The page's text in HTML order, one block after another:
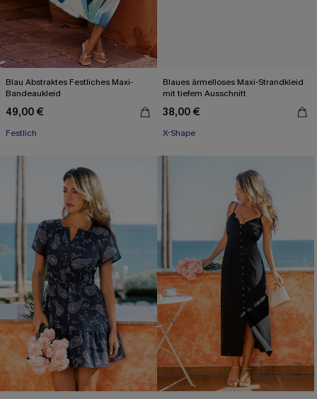
Blau Abstraktes Festliches Maxi-
Bandeaukleid
49,00 €
Festlich
Blaues ärmelloses Maxi-Strandkleid
mit tiefem Ausschnitt
38,00 €
X-Shape